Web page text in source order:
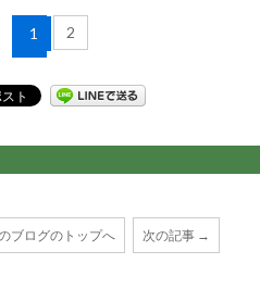
1 2
ブログのトップへ 次の記事 →